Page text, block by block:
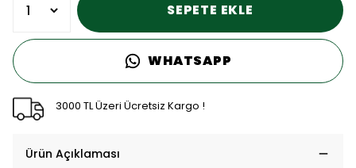
SEPETE EKLE
WHATSAPP
3000 TL Üzeri Ücretsiz Kargo !
Ürün Açıklaması